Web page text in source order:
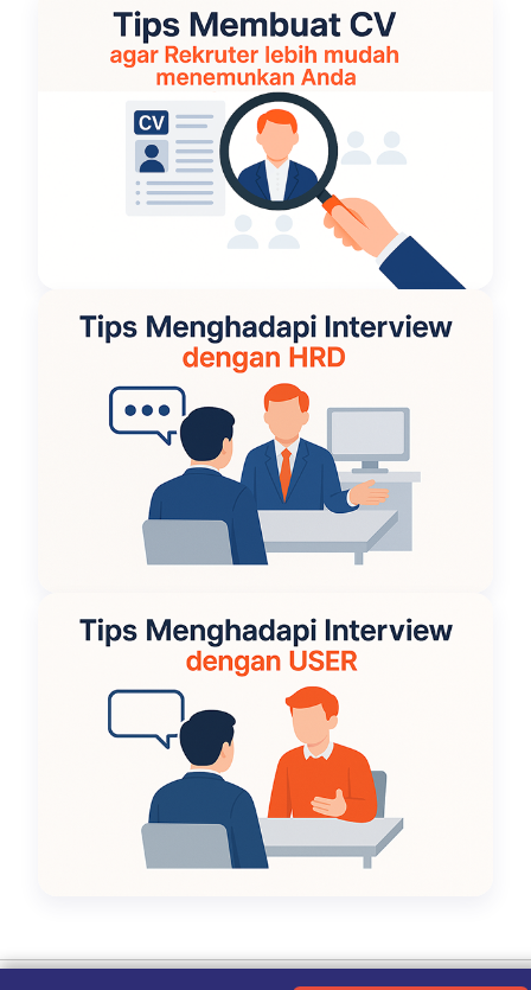
Kebijakan Privasi|Tentang Kami|